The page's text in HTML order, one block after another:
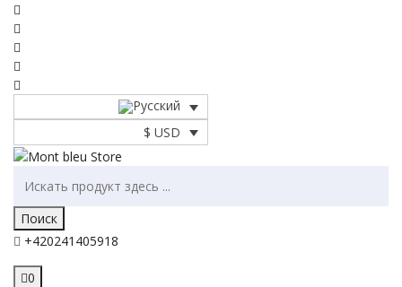
$ USD
Поиск
+420241405918
0